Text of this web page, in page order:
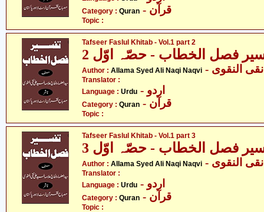
Category : Quran - قرآن
Topic :
Tafseer Faslul Khitab - Vol.1 part 2
فصل الخطاب - حصّہ اوّل 2
Author : Allama Syed Ali Naqi Naqvi النقوی
Translator :
Language : Urdu - اردو
Category : Quran - قرآن
Topic :
Tafseer Faslul Khitab - Vol.1 part 3
فصل الخطاب - حصّہ اوّل 3
Author : Allama Syed Ali Naqi Naqvi النقوی
Translator :
Language : Urdu - اردو
Category : Quran - قرآن
Topic :